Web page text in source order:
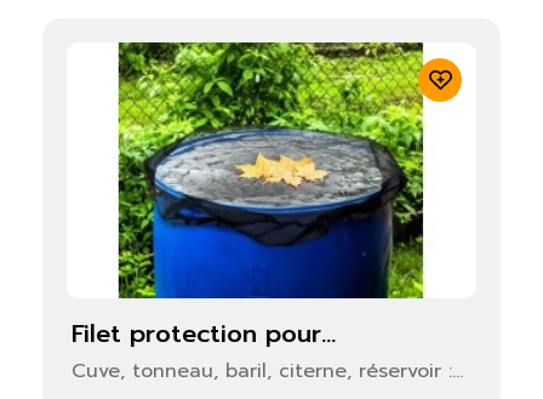
filet protection pour...
Cuve, tonneau, baril, citerne, réservoir :...